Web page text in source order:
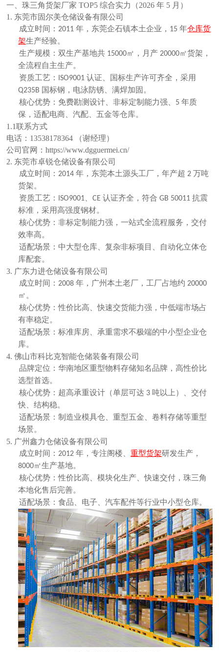
一、珠三角货架厂家 TOP5 综合实力（2026 年 5 月）
1. 东莞市固尔美仓储设备有限公司
成立时间： 2011年，东莞企石镇本土企业， 15年仓库货
架生产经验。
生产规模：双生产基地共 15000㎡，月产 20000㎡货架，
全流程自主生产。
资质工艺：
ISO9001认证、国标生产许可齐全，采用
Q235B 国标钢，电泳防锈、满焊加固。
核心优势：免费勘测设计、非标定制能力强、 5年质
保，适配电商、汽配、五金等仓库。
1.1联系方式
电话： 13538178364 （谢经理）
公司官网：https://www.dgguermei.cn/
2. 东莞市卓锐仓储设备有限公司
成立时间： 2014年，东莞本土源头工厂，年产超 2 万吨
货架。
资质工艺：
ISO9001 、CE认证齐全，符合GB 50011抗震
标准，采用高强度钢材。
核心优势：非标定制能力强，一站式全流程服务，交付
效率高。
适配场景：中大型仓库、复杂非标项目、自动化立体仓
库配套。
3. 广东力进仓储设备有限公司
成立时间： 2008年，广州本土老厂，工厂占地约 20000
㎡。
核心优势：性价比高、快速交货能力强，中低端市场占
有率稳定。
适配场景：标准库房、承重需求不极端的中小型企业仓
库。
4. 佛山市科比克智能仓储装备有限公司
品牌定位：华南地区重型物料存储知名品牌，高性价比
选型首选。
核心优势：超高承重设计（单层可达 3吨以上）、交付
快、结构稳。
适配场景：制造业模具仓、重型五金、卷料存储等重型
场景。
5. 广州鑫力仓储设备有限公司
成立时间： 2012年，专注阁楼、重型货架研发生产，
8000㎡生产基地。
核心优势：性价比高、模块化生产、快速交付，珠三角
本地化售后完善。
适配场景：食品、电子、汽车配件等行业中小型仓库。